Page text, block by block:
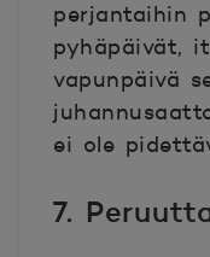
perjantaihin
pyhäpäivät,
vapunpäivä
ei ole
7.